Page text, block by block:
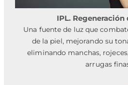
IPL. Regeneración
Una fuente de luz que
de la piel, mejorando su
eliminando manchas,
arrugas